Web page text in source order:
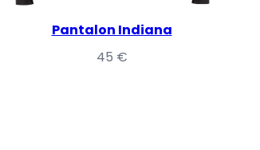
Pantalon Indiana
45 €